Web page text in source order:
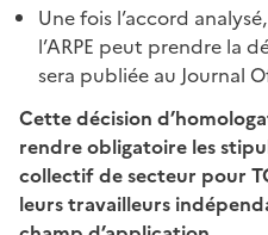
Une fois l’accord
l’ARPE peut prendre la
sera publiée au Journal
Cette décision
rendre obligatoire les
collectif de secteur pour
leurs travailleurs